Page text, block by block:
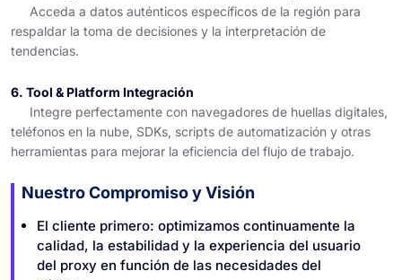
Acceda a datos auténticos específicos de la región para
respaldar la toma de decisiones y la interpretación de
tendencias.
6. Tool & Platform Integración
Integre perfectamente con navegadores de huellas digitales,
teléfonos en la nube, SDKs, scripts de automatización y otras
herramientas para mejorar la eficiencia del flujo de trabajo.
Nuestro Compromiso y Visión
El cliente primero: optimizamos continuamente la
calidad, la estabilidad y la experiencia del usuario
del proxy en función de las necesidades del